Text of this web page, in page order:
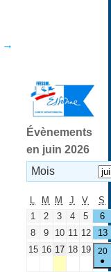
→
Évènements
en juin 2026
Mois
L M M J V
S
1
2 3 4 5
6
8
9 10 11 12
13
15 16 17 18 19
20
●